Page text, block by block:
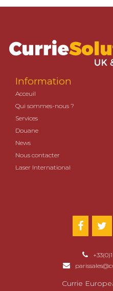
Information
Acceuil
Qui sommes-nous ?
Services
Douane
News
Nous contacter
Laser International
Currie